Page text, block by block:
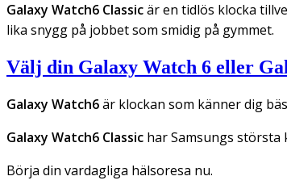
Galaxy Watch6 Classicär en tidlös klocka
lika snygg på jobbet som smidig på gymmet.
Välj din Galaxy Watch 6 eller
Galaxy Watch6är klockan som känner dig
Galaxy Watch6 Classic har Samsungs
Börja din vardagliga hälsoresa nu.